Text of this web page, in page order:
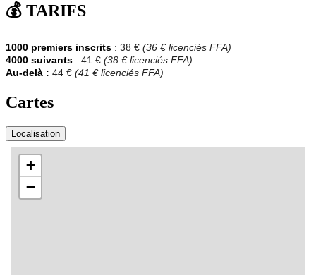
💰 TARIFS
1000 premiers inscrits : 38 € (36 € licenciés FFA)
4000 suivants : 41 € (38 € licenciés FFA)
Au-delà : 44 € (41 € licenciés FFA)
Cartes
Localisation